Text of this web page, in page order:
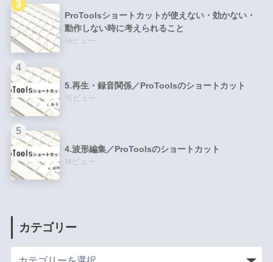
ProToolsショートカットが使えない・効かない・
動作しない時に考えられること
16ビュー
5.再生・録音関係／ProToolsのショートカット
15ビュー
4.波形編集／ProToolsのショートカット
14ビュー
カテゴリー